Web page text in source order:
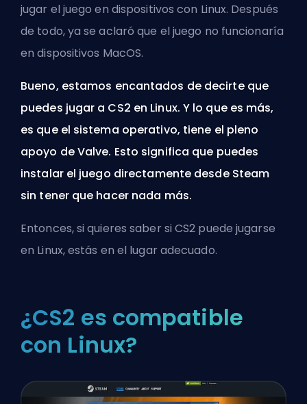
jugar el juego en dispositivos con Linux. Después
de todo, ya se aclaró que el juego no funcionaría
en dispositivos MacOS.
Bueno, estamos encantados de decirte que
puedes jugar a CS2 en Linux. Y lo que es más,
es que el sistema operativo, tiene el pleno
apoyo de Valve. Esto significa que puedes
instalar el juego directamente desde Steam
sin tener que hacer nada más.
Entonces, si quieres saber si CS2 puede jugarse
en Linux, estás en el lugar adecuado.
¿CS2 es compatible
con Linux?